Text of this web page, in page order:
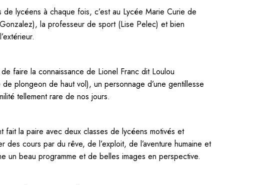
lycéens à chaque fois, c’est au Lycée Marie Curie de
la professeur de sport (Lise Pelec) et bien
de faire la connaissance de Lionel Franc dit Loulou
plongeon de haut vol), un personnage d’une gentillesse
tellement rare de nos jours.
fait la paire avec deux classes de lycéens motivés et
des cours par du rêve, de l’exploit, de l’aventure humaine et
un beau programme et de belles images en perspective.